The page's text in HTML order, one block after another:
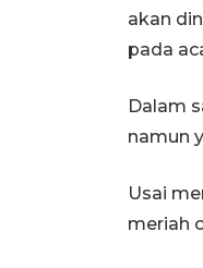
akan
pada
Dalam
namun
Usai
meriah